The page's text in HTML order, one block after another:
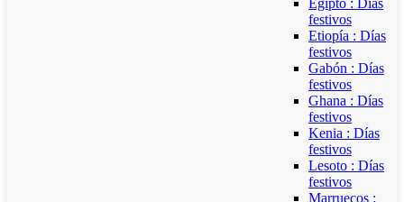
Egipto : Días
festivos
Etiopía : Días
festivos
Gabón : Días
festivos
Ghana : Días
festivos
Kenia : Días
festivos
Lesoto : Días
festivos
Marruecos :